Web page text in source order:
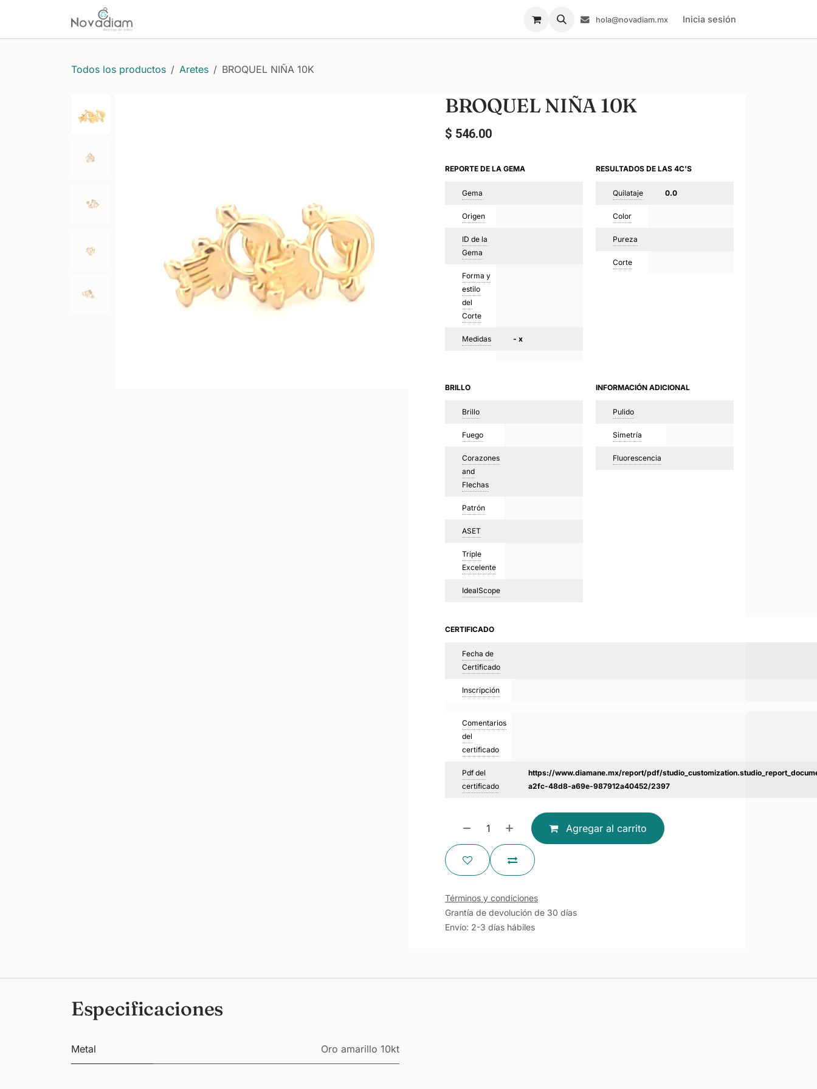
hola@novadiam.mx Inicia sesión
Todos los productos Aretes BROQUEL NIÑA 10K
BROQUEL NIÑA 10K
$ 546.00
REPORTE DE LA GEMA
Gema
Origen
ID de la
Gema
Forma y
estilo
del
Corte
Medidas - x
RESULTADOS DE LAS 4C'S
Quilataje 0.0
Color
Pureza
Corte
BRILLO
Brillo
Fuego
Corazones
and
Flechas
Patrón
ASET
Triple
Excelente
IdealScope
INFORMACIÓN ADICIONAL
Pulido
Simetría
Fluorescencia
CERTIFICADO
Fecha de
Certificado
Inscripción
Comentarios
del
certificado
Pdf del
certificado
https://www.diamane.mx/report/pdf/
a2fc-48d8-a69e-987912a40452/2397
Agregar al carrito
Términos y condiciones
Grantía de devolución de 30 días
Envío: 2-3 días hábiles
Especificaciones
Metal Oro amarillo 10kt